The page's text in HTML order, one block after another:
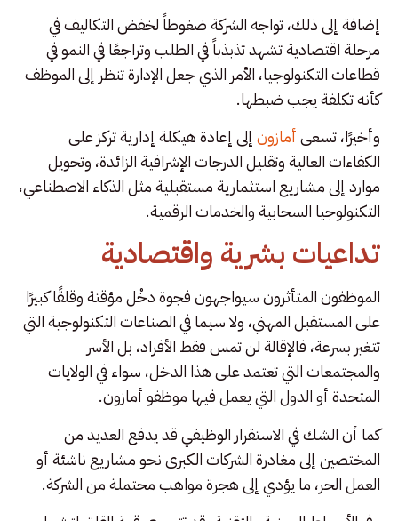
إضافة إلى ذلك، تواجه الشركة ضغوطاً لخفض التكاليف في
مرحلة اقتصادية تشهد تذبذباً في الطلب وتراجعًا في النمو في
قطاعات التكنولوجيا، الأمر الذي جعل الإدارة تنظر إلى الموظف
كأنه تكلفة يجب ضبطها.
وأخيرًا، تسعىأمازون إلى إعادة هيكلة إدارية تركز على
الكفاءات العالية وتقليل الدرجات الإشرافية الزائدة، وتحويل
موارد إلى مشاريع استثمارية مستقبلية مثل الذكاء الاصطناعي،
التكنولوجيا السحابية والخدمات الرقمية.
تداعيات بشرية واقتصادية
الموظفون المتأثرون سيواجهون فجوة دخْل مؤقتة وقلقًا كبيرًا
على المستقبل المهني، ولا سيما في الصناعات التكنولوجية التي
تتغير بسرعة، فالإقالة لن تمس فقط الأفراد، بل الأسر
والمجتمعات التي تعتمد على هذا الدخل، سواء في الولايات
المتحدة أو الدول التي يعمل فيها موظفو أمازون.
كما أن الشك في الاستقرار الوظيفي قد يدفع العديد من
المختصين إلى مغادرة الشركات الكبرى نحو مشاريع ناشئة أو
العمل الحر، ما يؤدي إلى هجرة مواهب محتملة من الشركة.